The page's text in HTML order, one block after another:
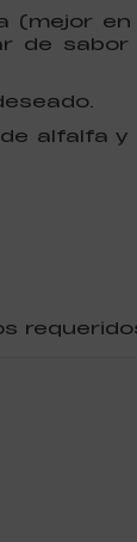
(mejor en
de
alfalfa